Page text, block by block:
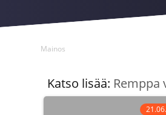
Mainos
Katso lisää: Remppa